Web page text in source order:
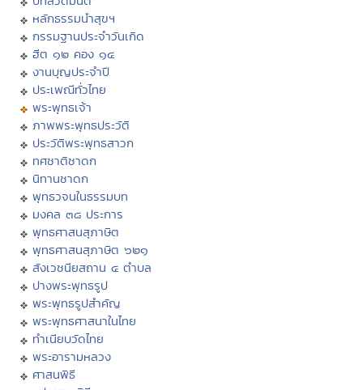
หลักธรรมนำสุขฯ
กรรมฐานประจำวันเกิด
ฮีต ๑๒ คอง ๑๔
งานบุญประจำปี
ประเพณีทั่วไทย
พระพุทธเจ้า
ภาพพระพุทธประวัติ
ประวัติพระพุทธสาวก
ทศชาติชาดก
นิทานชาดก
พุทธวจนในธรรมบท
มงคล ๓๘ ประการ
พุทธศาสนสุภาษิต
พุทธศาสนสุภาษิต ๖๒๑
สังเวชนียสถาน ๔ ตำบล
ปางพระพุทธรูป
พระพุทธรูปสำคัญ
พระพุทธศาสนาในไทย
ทำเนียบวัดไทย
พระอารามหลวง
ศาสนพิธี